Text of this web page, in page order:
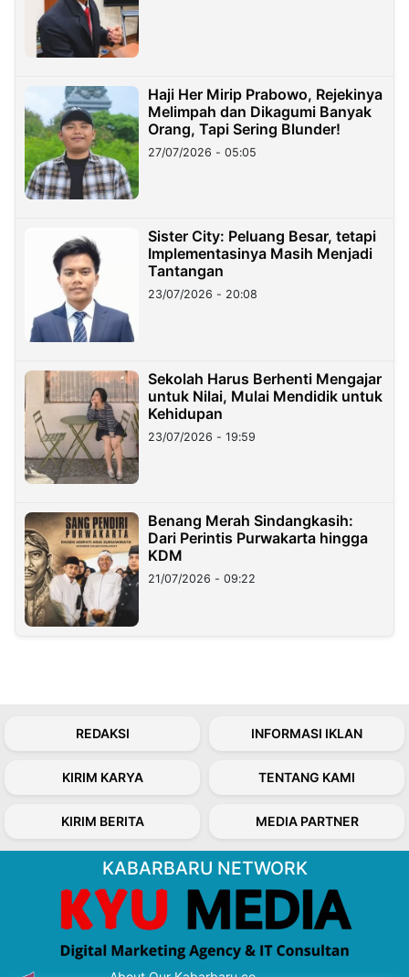
Haji Her Mirip Prabowo, Rejekinya
Melimpah dan Dikagumi Banyak
Orang, Tapi Sering Blunder!
27/07/2026 - 05:05
Sister City: Peluang Besar, tetapi
Implementasinya Masih Menjadi
Tantangan
23/07/2026 - 20:08
Sekolah Harus Berhenti Mengajar
untuk Nilai, Mulai Mendidik untuk
Kehidupan
23/07/2026 - 19:59
Benang Merah Sindangkasih:
Dari Perintis Purwakarta hingga
KDM
21/07/2026 - 09:22
REDAKSI INFORMASI IKLAN
KIRIM KARYA TENTANG KAMI
KIRIM BERITA MEDIA PARTNER
KABARBARU NETWORK